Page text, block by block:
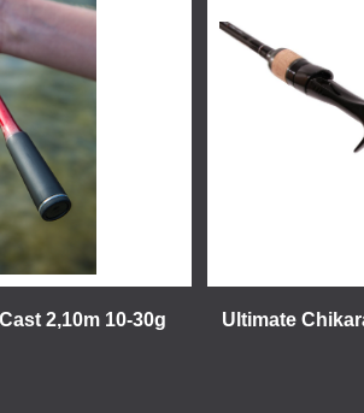
2,10m 10-30g Ultimate